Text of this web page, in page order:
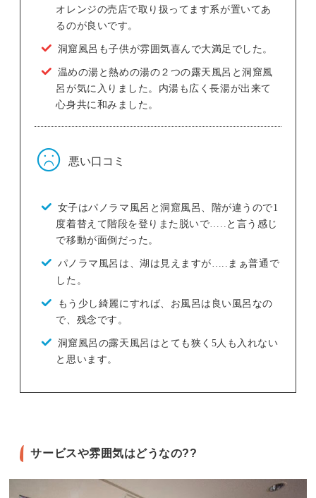
オレンジの売店で取り扱ってます系が置いてあ
るのが良いです。
洞窟風呂も子供が雰囲気喜んで大満足でした。
温めの湯と熱めの湯の２つの露天風呂と洞窟風
呂が気に入りました。内湯も広く長湯が出来て
心身共に和みました。
悪い口コミ
女子はパノラマ風呂と洞窟風呂、階が違うので1
度着替えて階段を登りまた脱いで…..と言う感じ
で移動が面倒だった。
パノラマ風呂は、湖は見えますが…..まぁ普通で
した。
もう少し綺麗にすれば、お風呂は良い風呂なの
で、残念です。
洞窟風呂の露天風呂はとても狭く5人も入れない
と思います。
サービスや雰囲気はどうなの??